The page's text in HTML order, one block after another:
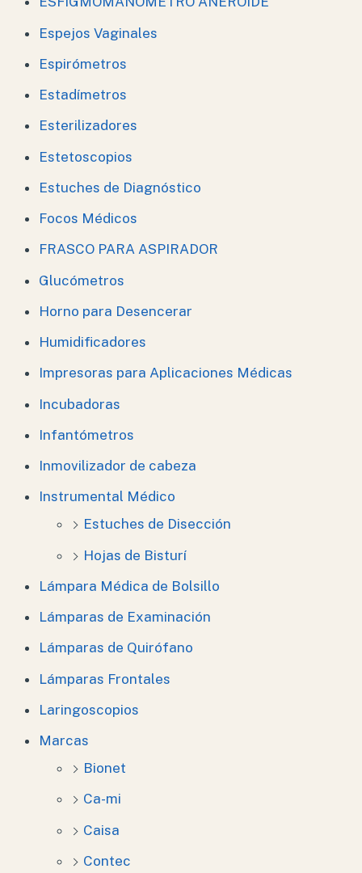
Espejos Vaginales
Espirómetros
Estadímetros
Esterilizadores
Estetoscopios
Estuches de Diagnóstico
Focos Médicos
FRASCO PARA ASPIRADOR
Glucómetros
Horno para Desencerar
Humidificadores
Impresoras para Aplicaciones Médicas
Incubadoras
Infantómetros
Inmovilizador de cabeza
Instrumental Médico
Estuches de Disección
Hojas de Bisturí
Lámpara Médica de Bolsillo
Lámparas de Examinación
Lámparas de Quirófano
Lámparas Frontales
Laringoscopios
Marcas
Bionet
Ca-mi
Caisa
Contec